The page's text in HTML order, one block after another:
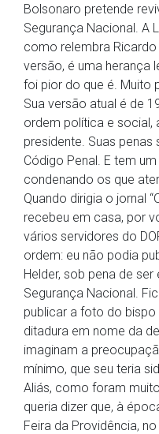
Bolsonaro pretende
Segurança Nacional. A
como relembra
versão, é uma herança
foi pior do que é. Muito
Sua versão atual é de
ordem política e social,
presidente. Suas
Código Penal. E tem
condenando os que
Quando dirigia o jornal
recebeu em casa, por
vários servidores do
ordem: eu não podia
Helder, sob pena de
Segurança Nacional.
publicar a foto do
ditadura em nome da
imaginam a
mínimo, que seu teria
Aliás, como foram
queria dizer que, à
Feira da Providência,